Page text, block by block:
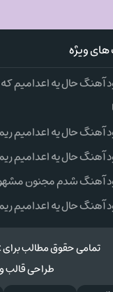
ویژه
آهنگ حال یه اعدامیم
آهنگ حال یه اعدامیم
آهنگ حال یه اعدامیم
آهنگ شدم مجنون
آهنگ حال یه
تمامی حقوق مطالب برای apamusic محفوظ است
طراحی قالب